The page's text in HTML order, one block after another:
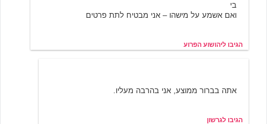
בי
ואם אשמע על מישהו – אני מבטיח לתת פרטים
הגיבו ליהושוע הפרוע
אתה בברור ממוצע, אני בהרבה מעליו.
הגיבו לגרשון